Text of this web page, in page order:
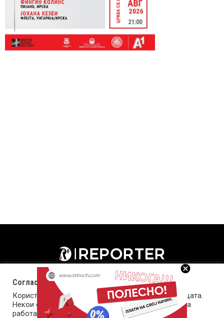
Согласност за колачиња (cookies)
Користиме колачиња за оптимизирање на страницата.
Некои од колачињата се од суштинско значење за
работата на страницата, а други помагаат да ја